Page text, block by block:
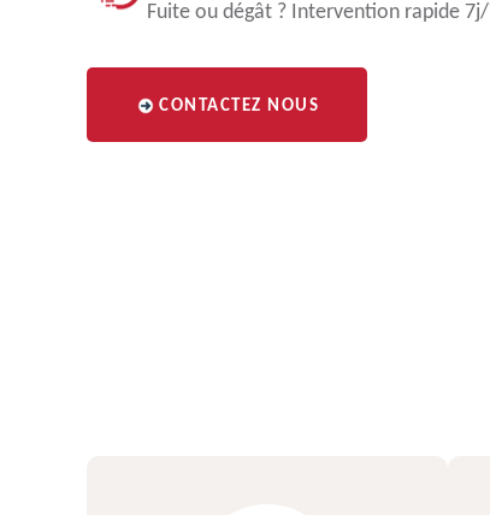
Fuite ou dégât ? Intervention rapide
CONTACTEZ NOUS